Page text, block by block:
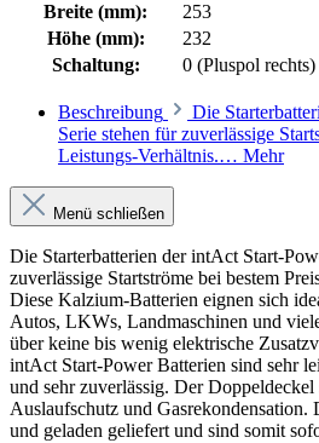
Breite (mm):
253
Höhe (mm):
232
Schaltung:
0 (Pluspol rechts)
Beschreibung
Die
Serie stehen für zuverlässige
Leistungs-Verhältnis.… Mehr
Menü schließen
Die Starterbatterien der intAct Start-
zuverlässige Startströme bei bestem
Diese Kalzium-Batterien eignen sich
Autos, LKWs, Landmaschinen und
über keine bis wenig elektrische
intAct Start-Power Batterien sind sehr
und sehr zuverlässig. Der
Auslaufschutz und
und geladen geliefert und sind somit